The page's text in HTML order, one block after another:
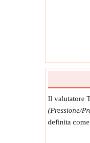
Il valutatore
(Pressione/
definita